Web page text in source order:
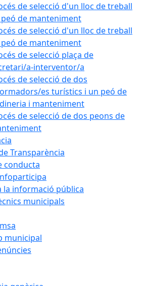
de selecció d'un lloc de treball
de manteniment
de selecció d'un lloc de treball
de manteniment
de selecció plaça de
a-interventor/a
de selecció de dos
es turístics i un peó de
i manteniment
de selecció de dos peons de
Transparència
conducta
la informació pública
municipals
municipal